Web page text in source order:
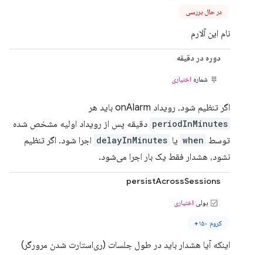
در حال بررسی
نام این آلارم
دوره در دقیقه
شماره اختیاری
اگر تنظیم شود، رویداد onAlarm باید هر
periodInMinutes دقیقه پس از رویداد اولیه مشخص شده
توسط when یا delayInMinutes اجرا شود. اگر تنظیم
نشود، هشدار فقط یک بار اجرا می‌شود.
persistAcrossSessions
بولی اختیاری
کروم ۱۵۰+
اینکه آیا هشدار باید در طول جلسات (ری‌استارت شدن مرورگر)